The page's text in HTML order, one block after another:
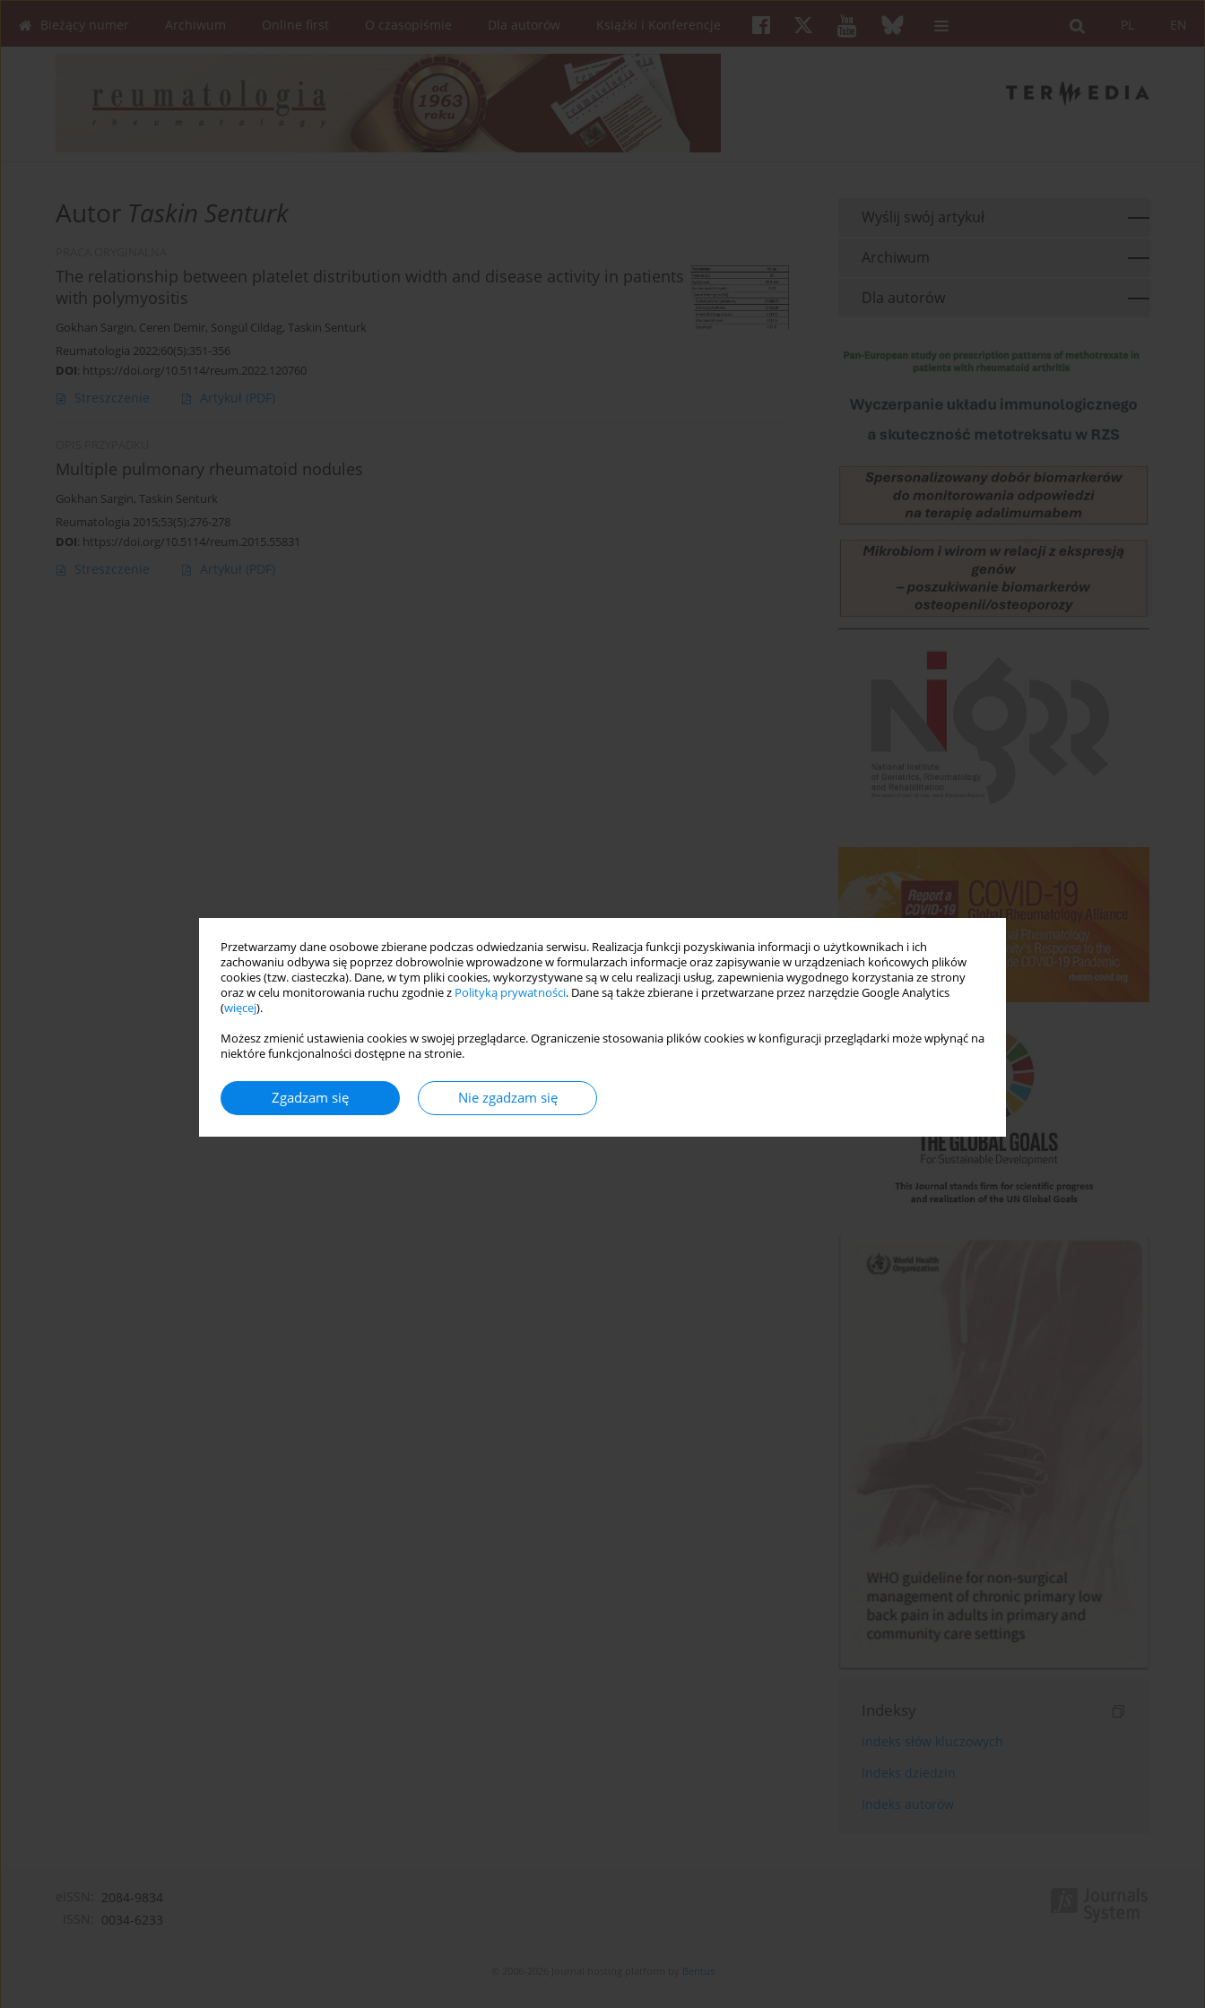
Przetwarzamy dane osobowe zbierane podczas odwiedzania serwisu. Realizacja funkcji pozyskiwania informacji o użytkownikach i ich
zachowaniu odbywa się poprzez dobrowolnie wprowadzone w formularzach informacje oraz zapisywanie w urządzeniach końcowych plików
cookies (tzw. ciasteczka). Dane, w tym pliki cookies, wykorzystywane są w celu realizacji usług, zapewnienia wygodnego korzystania ze strony
oraz w celu monitorowania ruchu zgodnie z Polityką prywatności. Dane są także zbierane i przetwarzane przez narzędzie Google Analytics
(więcej).
Możesz zmienić ustawienia cookies w swojej przeglądarce. Ograniczenie stosowania plików cookies w konfiguracji przeglądarki może wpłynąć na
niektóre funkcjonalności dostępne na stronie.
Zgadzam się Nie zgadzam się
EN
PL
Bieżący numer Archiwum Online first O czasopiśmie Dla autorów Książki i Konferencje
Autor Taskin Senturk
The relationship between platelet distribution width and disease activity in patients
with polymyositis
Gokhan Sargin, Ceren Demir, Songül Cildag, Taskin Senturk
Reumatologia 2022;60(5):351-356
DOI: https://doi.org/10.5114/reum.2022.120760
Streszczenie Artykuł (PDF)
Multiple pulmonary rheumatoid nodules
Gokhan Sargin, Taskin Senturk
Reumatologia 2015;53(5):276-278
DOI: https://doi.org/10.5114/reum.2015.55831
Streszczenie Artykuł (PDF)
Wyślij swój artykuł
Archiwum
Dla autorów
Indeksy
Indeks słów kluczowych
Indeks dziedzin
Indeks autorów
2084-9834
0034-6233
Bentus